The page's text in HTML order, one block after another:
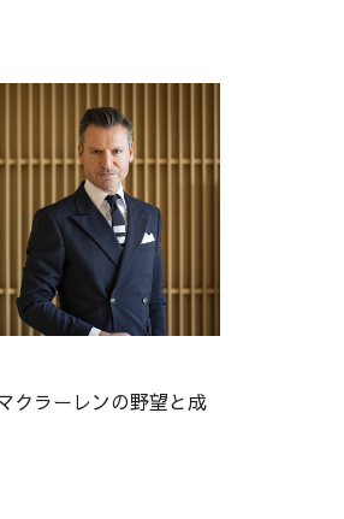
クラーレンの野望と成